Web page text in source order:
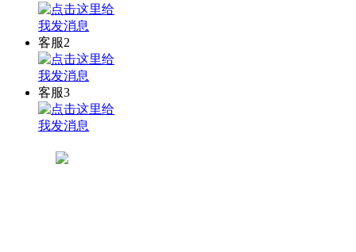
客服2
客服3